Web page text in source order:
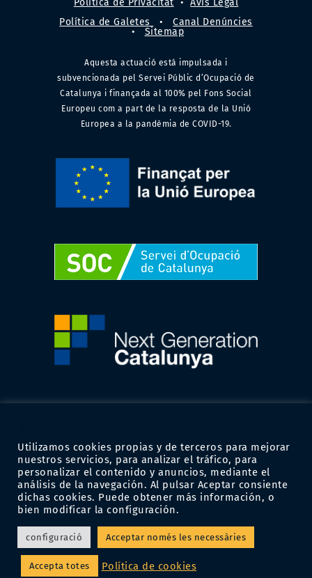
Política de Privacitat •
Avís Legal
Política de Galetes
•
Canal Denúncies
•
Sitemap
Aquesta actuació està impulsada i
subvencionada pel Servei Públic d’Ocupació de
Catalunya i finançada al 100% pel Fons Social
Europeu com a part de la resposta de la Unió
Europea a la pandèmia de COVID-19.
® 2023 Centre Gestor | Tots els drets reservats | Disseny:
Utilizamos cookies propias y de terceros para mejorar
nuestros servicios, para analizar el tráfico, para
personalizar el contenido y anuncios, mediante el
análisis de la navegación. Al pulsar Aceptar consiente
dichas cookies. Puede obtener más información, o
bien modificar la configuración.
configuració Acceptar només les necessàries
Accepta totes Política de cookies